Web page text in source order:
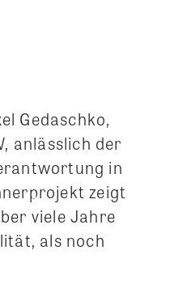
Gedaschko,
anlässlich der
in
zeigt
viele Jahre
als noch